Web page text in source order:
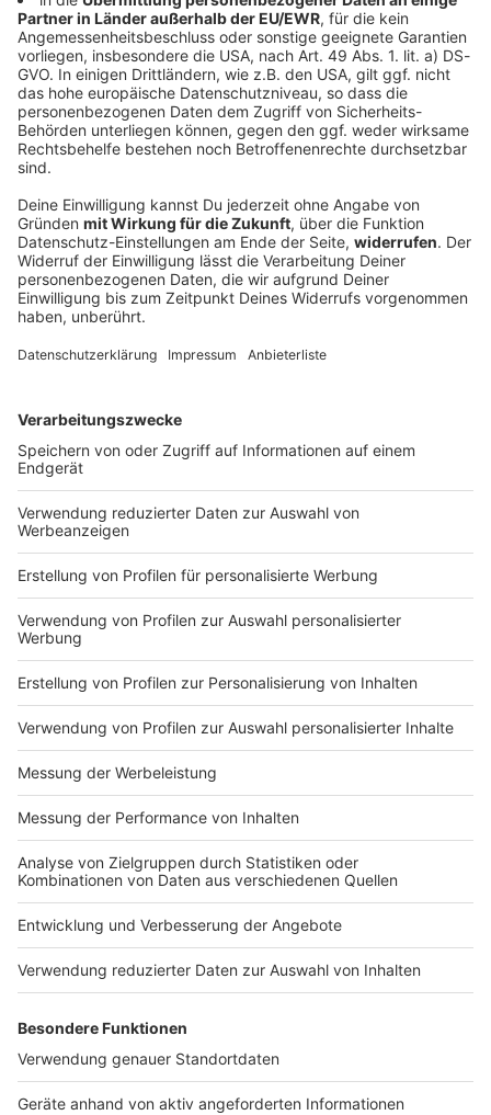
«scheppert»
Zehnter, Achter - und nun? Miroslav Klose und sein 1.
FC Nürnberg behalten ihr Ziel für sich. Der
Weltmeister von 2014 will vor dem Start in die neue
DEINE GEMERKTEN ARTIKEL
Du hast dir noch keine Artikel gemerkt
Impressum
Nutzungsbedingungen
Jobs
Presse
Werben
Archiv
ANTENNE BAYERN GROUP
Kontakt
Studio-Hotline
Verkehrs-Hotline
Newsletter